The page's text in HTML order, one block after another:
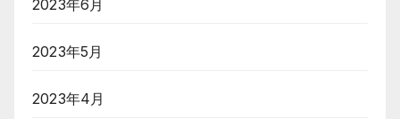
2023年6月
2023年5月
2023年4月